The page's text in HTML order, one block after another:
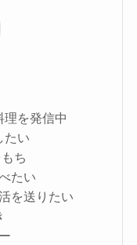
を発信中
たい
ち
たい
を送りたい